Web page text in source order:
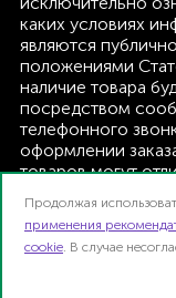
каких условиях
являются
положениями
наличие товара
посредством
телефонного
оформлении
товаров могут
текущую
уведомления.
Продолжая
применения
cookie. В случае